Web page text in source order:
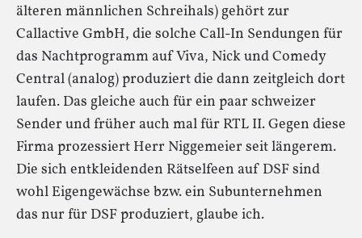
älteren männlichen Schreihals) gehört zur
Callactive GmbH, die solche Call-In Sendungen für
das Nachtprogramm auf Viva, Nick und Comedy
Central (analog) produziert die dann zeitgleich dort
laufen. Das gleiche auch für ein paar schweizer
Sender und früher auch mal für RTL II. Gegen diese
Firma prozessiert Herr Niggemeier seit längerem.
Die sich entkleidenden Rätselfeen auf DSF sind
wohl Eigengewächse bzw. ein Subunternehmen
das nur für DSF produziert, glaube ich.